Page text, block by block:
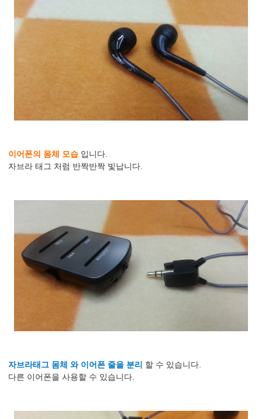
이어폰의 몸체 모습 입니다.
자브라 태그 처럼 반짝반짝 빛납니다.
자브라태그 몸체 와 이어폰 줄을 분리 할 수 있습니다.
다른 이어폰을 사용할 수 있습니다.